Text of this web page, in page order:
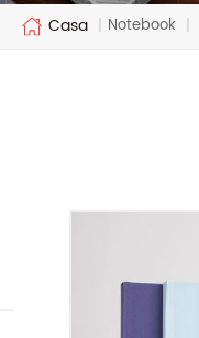
Casa | Notebook |